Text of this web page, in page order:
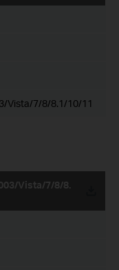
Vista/7/8/8.1/10/11
Vista/7/8/8.